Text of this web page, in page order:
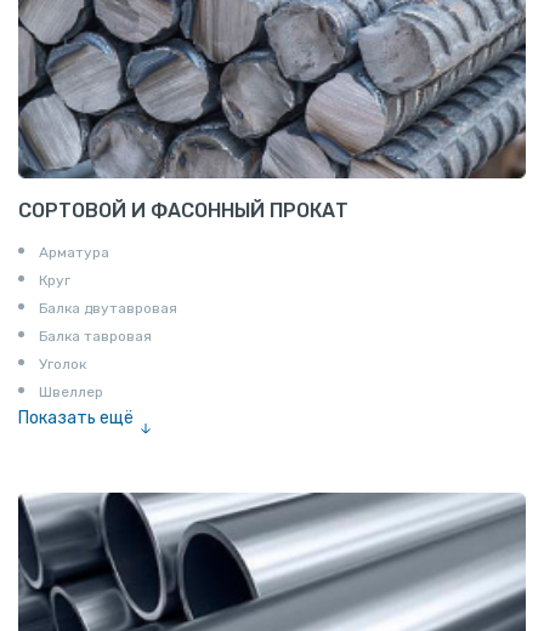
СОРТОВОЙ И ФАСОННЫЙ ПРОКАТ
Арматура
Круг
Балка двутавровая
Балка тавровая
Уголок
Швеллер
Показать ещё
Катанка
Шестигранник
Полособульб
Полукруг
Шпунт Ларсена